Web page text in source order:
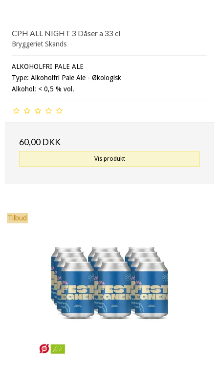
CPH ALL NIGHT 3 Dåser a 33 cl
Bryggeriet Skands
ALKOHOLFRI PALE ALE
Type: Alkoholfri Pale Ale - Økologisk
Alkohol: < 0,5 % vol.
60,00 DKK
Vis produkt
Tilbud